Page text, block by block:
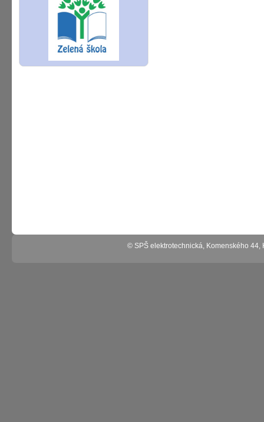
© SPŠ elektrotechnická, Komenského